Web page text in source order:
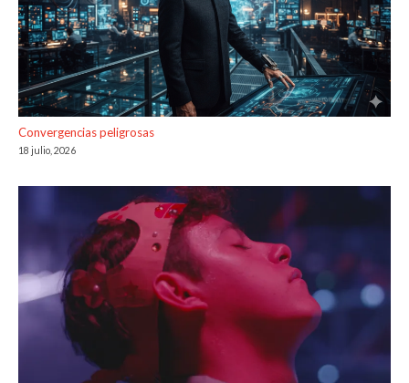
Convergencias peligrosas
18 julio, 2026